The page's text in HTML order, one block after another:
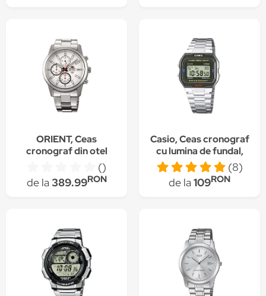
ORIENT, Ceas
cronograf din otel
inoxidabil, Argintiu
()
de la389.99RON
Casio, Ceas cronograf
cu lumina de fundal,
Argintiu (8)
de la109RON